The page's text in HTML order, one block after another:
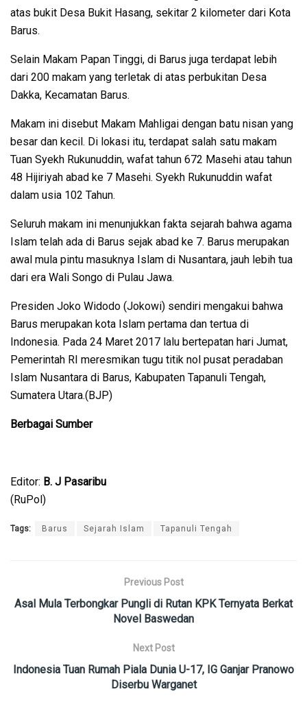
atas bukit Desa Bukit Hasang, sekitar 2 kilometer dari Kota
Barus.
Selain Makam Papan Tinggi, di Barus juga terdapat lebih
dari 200 makam yang terletak di atas perbukitan Desa
Dakka, Kecamatan Barus.
Makam ini disebut Makam Mahligai dengan batu nisan yang
besar dan kecil. Di lokasi itu, terdapat salah satu makam
Tuan Syekh Rukunuddin, wafat tahun 672 Masehi atau tahun
48 Hijiriyah abad ke 7 Masehi. Syekh Rukunuddin wafat
dalam usia 102 Tahun.
Seluruh makam ini menunjukkan fakta sejarah bahwa agama
Islam telah ada di Barus sejak abad ke 7. Barus merupakan
awal mula pintu masuknya Islam di Nusantara, jauh lebih tua
dari era Wali Songo di Pulau Jawa.
Presiden Joko Widodo (Jokowi) sendiri mengakui bahwa
Barus merupakan kota Islam pertama dan tertua di
Indonesia. Pada 24 Maret 2017 lalu bertepatan hari Jumat,
Pemerintah RI meresmikan tugu titik nol pusat peradaban
Islam Nusantara di Barus, Kabupaten Tapanuli Tengah,
Sumatera Utara.(BJP)
Berbagai Sumber
Editor: B. J Pasaribu
(RuPol)
Tags: Barus Sejarah Islam Tapanuli Tengah
Previous Post
Asal Mula Terbongkar Pungli di Rutan KPK Ternyata Berkat
Novel Baswedan
Next Post
Indonesia Tuan Rumah Piala Dunia U-17, IG Ganjar Pranowo
Diserbu Warganet